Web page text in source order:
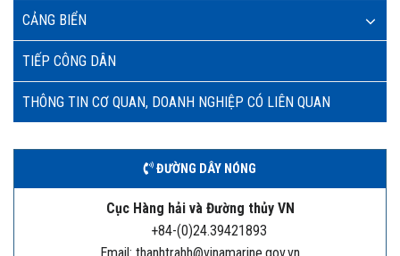
CẢNG BIỂN
TIẾP CÔNG DÂN
THÔNG TIN CƠ QUAN, DOANH NGHIỆP CÓ LIÊN QUAN
ĐƯỜNG DÂY NÓNG
Cục Hàng hải và Đường thủy VN
+84-(0)24.39421893